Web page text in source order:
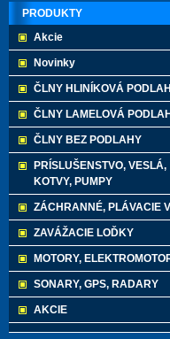
PRODUKTY
Akcie
Novinky
ČLNY HLINÍKOVÁ
ČLNY LAMELOVÁ
ČLNY BEZ PODLAHY
PRÍSLUŠENSTVO, VESLÁ,
KOTVY, PUMPY
ZÁCHRANNÉ, PLÁVACIE
ZAVÁŽACIE LOĎKY
MOTORY,
SONARY, GPS, RADARY
AKCIE